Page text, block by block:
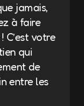
jamais,
à faire
votre
qui
de
entre les